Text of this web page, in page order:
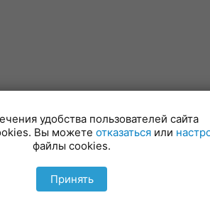
Ровенская
Рогачев
удобства пользователей сайта
Вы можете отказаться или
файлы cookies.
Принять